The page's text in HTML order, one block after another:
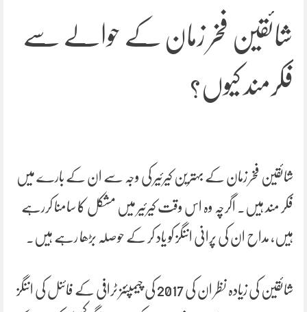
شائقین فخر زمان کے حوالے سے
فکرمند کیوں؟
شائقین فخر زمان کے بہترین کیرئیر کی وجہ سے ان کے بارے میں
فکر مند ہیں۔ اگرچہ وہ اس وقت کیرئیر میں مشکل کا سامنا کررہے
ہیں، مداح ان کی پرانی اننگز کو یاد کر کے حوصلہ بڑھا رہے ہیں۔
شائقین کی زیادہ نظر ان کی 2017 کی چیمپئنز ٹرافی کے فائنل کی اننگز